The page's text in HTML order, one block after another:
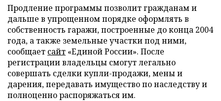
Продление программы позволит гражданам и
дальше в упрощенном порядке оформлять в
собственность гаражи, построенные до конца 2004
года, а также земельные участки под ними,
сообщает сайт «Единой России». После
регистрации владельцы смогут легально
совершать сделки купли-продажи, мены и
дарения, передавать имущество по наследству и
полноценно распоряжаться им.